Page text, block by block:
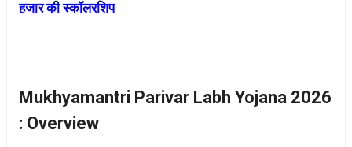
हजार की स्कॉलरशिप
Mukhyamantri Parivar Labh Yojana 2026
: Overview